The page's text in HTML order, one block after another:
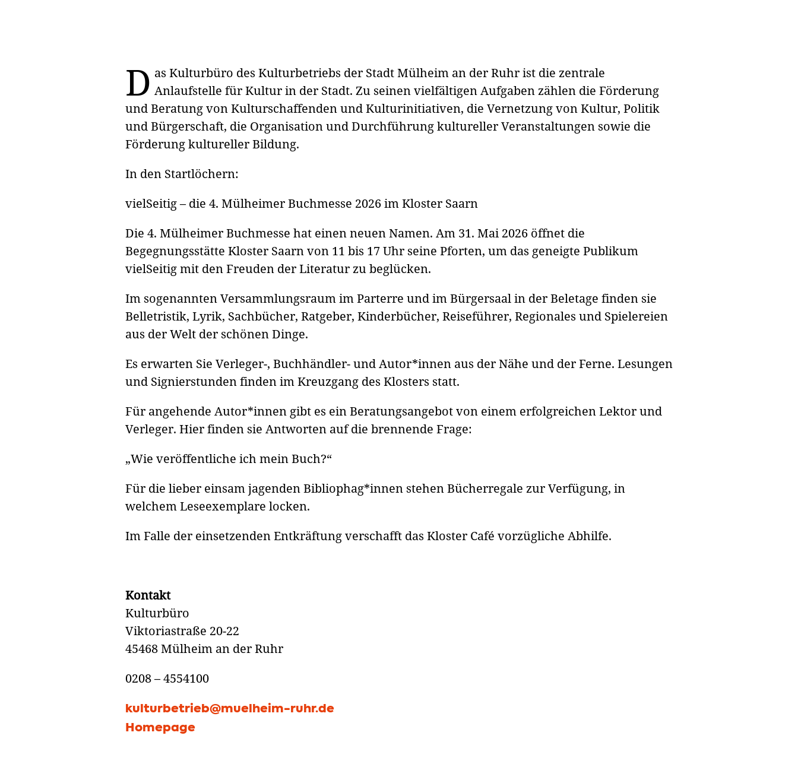
D as Kulturbüro des Kulturbetriebs der Stadt Mülheim an der Ruhr ist die zentrale
Anlaufstelle für Kultur in der Stadt. Zu seinen vielfältigen Aufgaben zählen die Förderung
und Beratung von Kulturschaffenden und Kulturinitiativen, die Vernetzung von Kultur, Politik
und Bürgerschaft, die Organisation und Durchführung kultureller Veranstaltungen sowie die
Förderung kultureller Bildung.
In den Startlöchern:
vielSeitig – die 4. Mülheimer Buchmesse 2026 im Kloster Saarn
Die 4. Mülheimer Buchmesse hat einen neuen Namen. Am 31. Mai 2026 öffnet die
Begegnungsstätte Kloster Saarn von 11 bis 17 Uhr seine Pforten, um das geneigte Publikum
vielSeitig mit den Freuden der Literatur zu beglücken.
Im sogenannten Versammlungsraum im Parterre und im Bürgersaal in der Beletage finden sie
Belletristik, Lyrik, Sachbücher, Ratgeber, Kinderbücher, Reiseführer, Regionales und Spielereien
aus der Welt der schönen Dinge.
Es erwarten Sie Verleger-, Buchhändler- und Autor*innen aus der Nähe und der Ferne. Lesungen
und Signierstunden finden im Kreuzgang des Klosters statt.
Für angehende Autor*innen gibt es ein Beratungsangebot von einem erfolgreichen Lektor und
Verleger. Hier finden sie Antworten auf die brennende Frage:
„Wie veröffentliche ich mein Buch?“
Für die lieber einsam jagenden Bibliophag*innen stehen Bücherregale zur Verfügung, in
welchem Leseexemplare locken.
Im Falle der einsetzenden Entkräftung verschafft das Kloster Café vorzügliche Abhilfe.
Kontakt
Kulturbüro
Viktoriastraße 20-22
45468 Mülheim an der Ruhr
0208 – 4554100
kulturbetrieb@muelheim-ruhr.de
Homepage